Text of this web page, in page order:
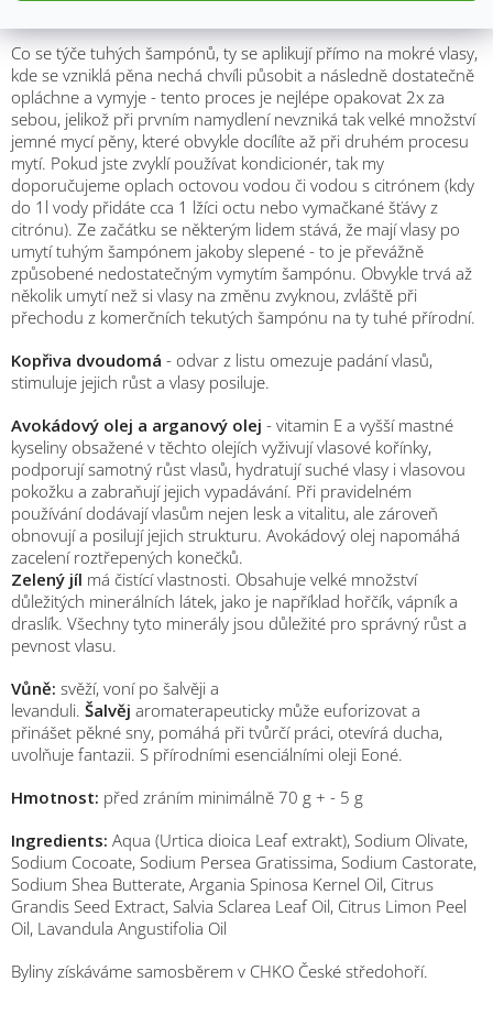
Co se týče tuhých šampónů, ty se aplikují přímo na mokré vlasy,
kde se vzniklá pěna nechá chvíli působit a následně dostatečně
opláchne a vymyje - tento proces je nejlépe opakovat 2x za
sebou, jelikož při prvním namydlení nevzniká tak velké množství
jemné mycí pěny, které obvykle docílíte až při druhém procesu
mytí. Pokud jste zvyklí používat kondicionér, tak my
doporučujeme oplach octovou vodou či vodou s citrónem (kdy
do 1l vody přidáte cca 1 lžíci octu nebo vymačkané šťávy z
citrónu). Ze začátku se některým lidem stává, že mají vlasy po
umytí tuhým šampónem jakoby slepené - to je převážně
způsobené nedostatečným vymytím šampónu. Obvykle trvá až
několik umytí než si vlasy na změnu zvyknou, zvláště při
přechodu z komerčních tekutých šampónu na ty tuhé přírodní.
Kopřiva dvoudomá - odvar z listu omezuje padání vlasů,
stimuluje jejich růst a vlasy posiluje.
Avokádový olej a arganový olej - vitamin E a vyšší mastné
kyseliny obsažené v těchto olejích vyživují vlasové kořínky,
podporují samotný růst vlasů, hydratují suché vlasy i vlasovou
pokožku a zabraňují jejich vypadávání. Při pravidelném
používání dodávají vlasům nejen lesk a vitalitu, ale zároveň
obnovují a posilují jejich strukturu. Avokádový olej napomáhá
zacelení roztřepených konečků.
Zelený jíl má čistící vlastnosti. Obsahuje velké množství
důležitých minerálních látek, jako je například hořčík, vápník a
draslík. Všechny tyto minerály jsou důležité pro správný růst a
pevnost vlasu.
Vůně: svěží, voní po šalvěji a
levanduli. Šalvěj aromaterapeuticky může euforizovat a
přinášet pěkné sny, pomáhá při tvůrčí práci, otevírá ducha,
uvolňuje fantazii. S přírodními esenciálními oleji Eoné.
Hmotnost: před zráním minimálně 70 g + - 5 g
Ingredients: Aqua (Urtica dioica Leaf extrakt), Sodium Olivate,
Sodium Cocoate, Sodium Persea Gratissima, Sodium Castorate,
Sodium Shea Butterate, Argania Spinosa Kernel Oil, Citrus
Grandis Seed Extract, Salvia Sclarea Leaf Oil, Citrus Limon Peel
Oil, Lavandula Angustifolia Oil
Byliny získáváme samosběrem v CHKO České středohoří.